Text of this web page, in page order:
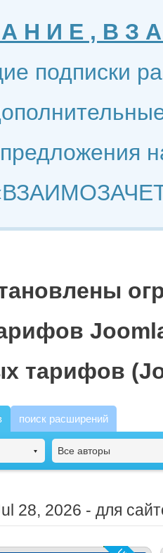
Н И Е , В З
подписки
тарифов
поиск расширений
Все авторы
28, 2026 - для